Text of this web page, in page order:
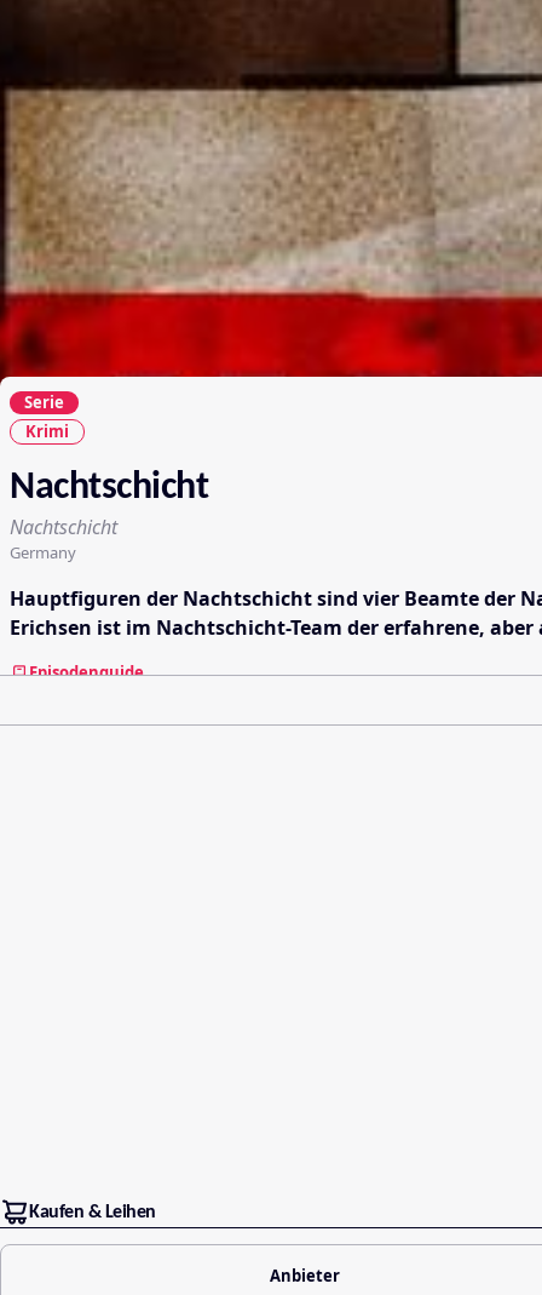
Serie
Krimi
Nachtschicht
Nachtschicht
Germany
Hauptfiguren der Nachtschicht sind vier Beamte der
Erichsen ist im Nachtschicht-Team der erfahrene,
Episodenguide
Kaufen & Leihen
Anbieter